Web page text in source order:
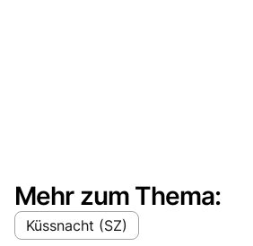
Mehr zum Thema:
Küssnacht (SZ)